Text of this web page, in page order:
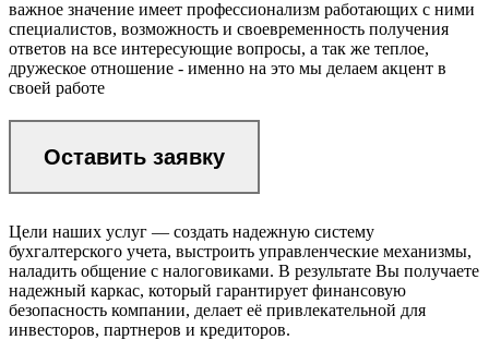
важное значение имеет профессионализм работающих с ними
специалистов, возможность и своевременность получения
ответов на все интересующие вопросы, а так же теплое,
дружеское отношение - именно на это мы делаем акцент в
своей работе
Оставить заявку
Цели наших услуг — создать надежную систему
бухгалтерского учета, выстроить управленческие механизмы,
наладить общение с налоговиками. В результате Вы получаете
надежный каркас, который гарантирует финансовую
безопасность компании, делает её привлекательной для
инвесторов, партнеров и кредиторов.